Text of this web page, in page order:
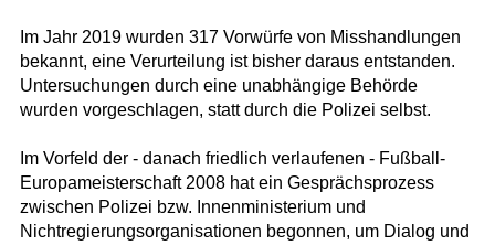
Im Jahr 2019 wurden 317 Vorwürfe von Misshandlungen
bekannt, eine Verurteilung ist bisher daraus entstanden.
Untersuchungen durch eine unabhängige Behörde
wurden vorgeschlagen, statt durch die Polizei selbst.
Im Vorfeld der - danach friedlich verlaufenen - Fußball-
Europameisterschaft 2008 hat ein Gesprächsprozess
zwischen Polizei bzw. Innenministerium und
Nichtregierungsorganisationen begonnen, um Dialog und